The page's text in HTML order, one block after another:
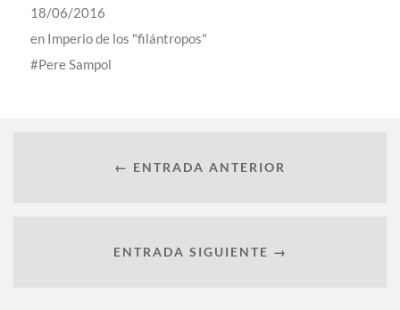
18/06/2016
en Imperio de los "filántropos"
Pere Sampol
← ENTRADA ANTERIOR
ENTRADA SIGUIENTE →